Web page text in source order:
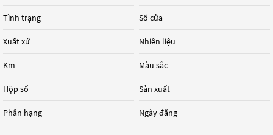
Tình trạng
Xuất xứ
Km
Hộp số
Phân hạng
Số cửa
Nhiên liệu
Màu sắc
Sản xuất
Ngày đăng